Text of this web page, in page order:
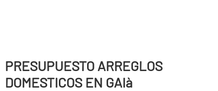
PRESUPUESTO ARREGLOS
DOMESTICOS EN GAIà